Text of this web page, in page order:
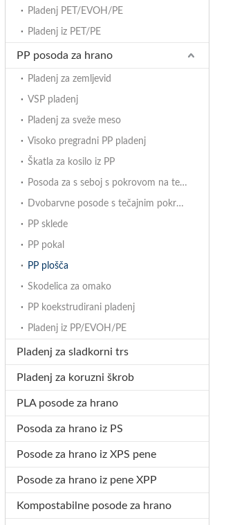
Pladenj PET/EVOH/PE
Pladenj iz PET/PE
PP posoda za hrano
Pladenj za zemljevid
VSP pladenj
Pladenj za sveže meso
Visoko pregradni PP pladenj
Škatla za kosilo iz PP
Posoda za s seboj s pokrovom na tečajih
Dvobarvne posode s tečajnim pokrovom
PP sklede
PP pokal
PP plošča
Skodelica za omako
PP koekstrudirani pladenj
Pladenj iz PP/EVOH/PE
Pladenj za sladkorni trs
Pladenj za koruzni škrob
PLA posode za hrano
Posoda za hrano iz PS
Posode za hrano iz XPS pene
Posode za hrano iz pene XPP
Kompostabilne posode za hrano